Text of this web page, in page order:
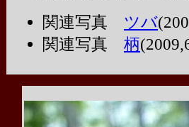
関連写真 ツバ
関連写真 柄